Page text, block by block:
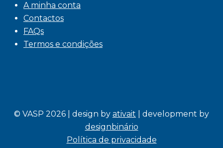
A minha conta
Contactos
FAQs
Termos e condições
© VASP 2026 | design by ativait | development by
designbinário
Política de privacidade